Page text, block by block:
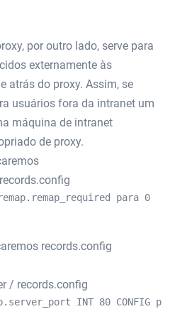
por outro lado, serve para
externamente às
atrás do proxy. Assim, se
usuários fora da intranet um
máquina de intranet
de proxy.
para 0
records.config
/ records.config
INT 80 CONFIG